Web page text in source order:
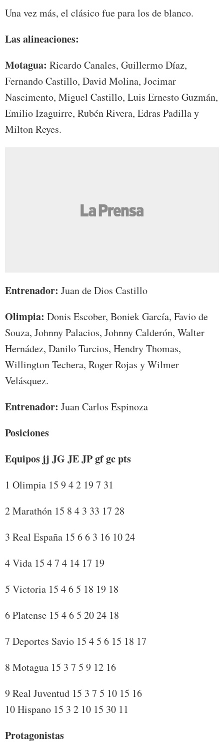
Una vez más, el clásico fue para los de blanco.
Las alineaciones:
Motagua: Ricardo Canales, Guillermo Díaz,
Fernando Castillo, David Molina, Jocimar
Nascimento, Miguel Castillo, Luis Ernesto Guzmán,
Emilio Izaguirre, Rubén Rivera, Edras Padilla y
Milton Reyes.
Entrenador: Juan de Dios Castillo
Olimpia: Donis Escober, Boniek García, Favio de
Souza, Johnny Palacios, Johnny Calderón, Walter
Hernádez, Danilo Turcios, Hendry Thomas,
Willington Techera, Roger Rojas y Wilmer
Velásquez.
Entrenador: Juan Carlos Espinoza
Posiciones
Equipos jj JG JE JP gf gc pts
1 Olimpia 15 9 4 2 19 7 31
2 Marathón 15 8 4 3 33 17 28
3 Real España 15 6 6 3 16 10 24
4 Vida 15 4 7 4 14 17 19
5 Victoria 15 4 6 5 18 19 18
6 Platense 15 4 6 5 20 24 18
7 Deportes Savio 15 4 5 6 15 18 17
8 Motagua 15 3 7 5 9 12 16
9 Real Juventud 15 3 7 5 10 15 16
10 Hispano 15 3 2 10 15 30 11
Protagonistas